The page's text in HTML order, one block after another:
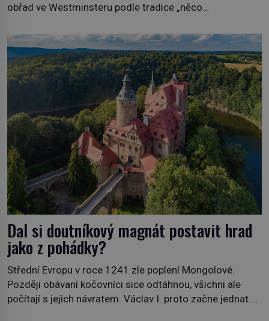
obřad ve Westminsteru podle tradice „něco
soukromé kolekce – diamantovou tiáru královny Marie.
„Je to ošklivá špičatá tiára,“ zhodnotil klenot britský
politik Sir Henry Channon (1897–1958), když si […]
Dal si doutníkový magnát postavit hrad
jako z pohádky?
Střední Evropu v roce 1241 zle poplení Mongolové.
Později obávaní kočovníci sice odtáhnou, všichni ale
počítají s jejich návratem. Václav I. proto začne jednat.